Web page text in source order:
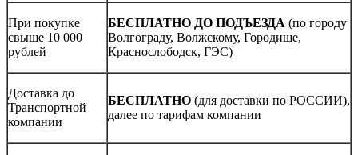
При покупке
свыше 10 000
рублей
БЕСПЛАТНО ДО ПОДЪЕЗДА (по городу
Волгограду, Волжскому, Городище,
Краснослободск, ГЭС)
Доставка до
Транспортной
компании
БЕСПЛАТНО (для доставки по РОССИИ),
далее по тарифам компании